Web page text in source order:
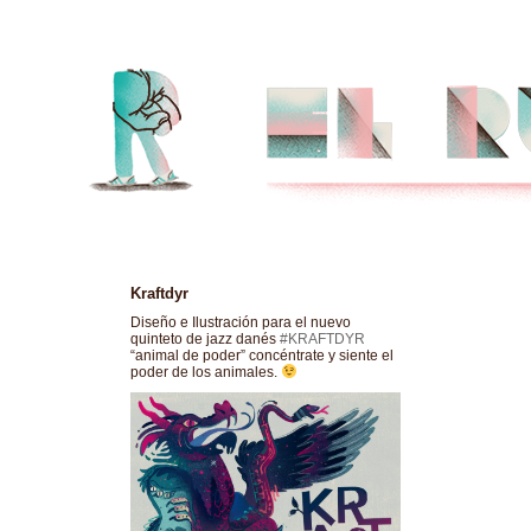
Kraftdyr
Diseño e Ilustración para el nuevo
quinteto de jazz danés #KRAFTDYR
“animal de poder” concéntrate y siente el
poder de los animales.